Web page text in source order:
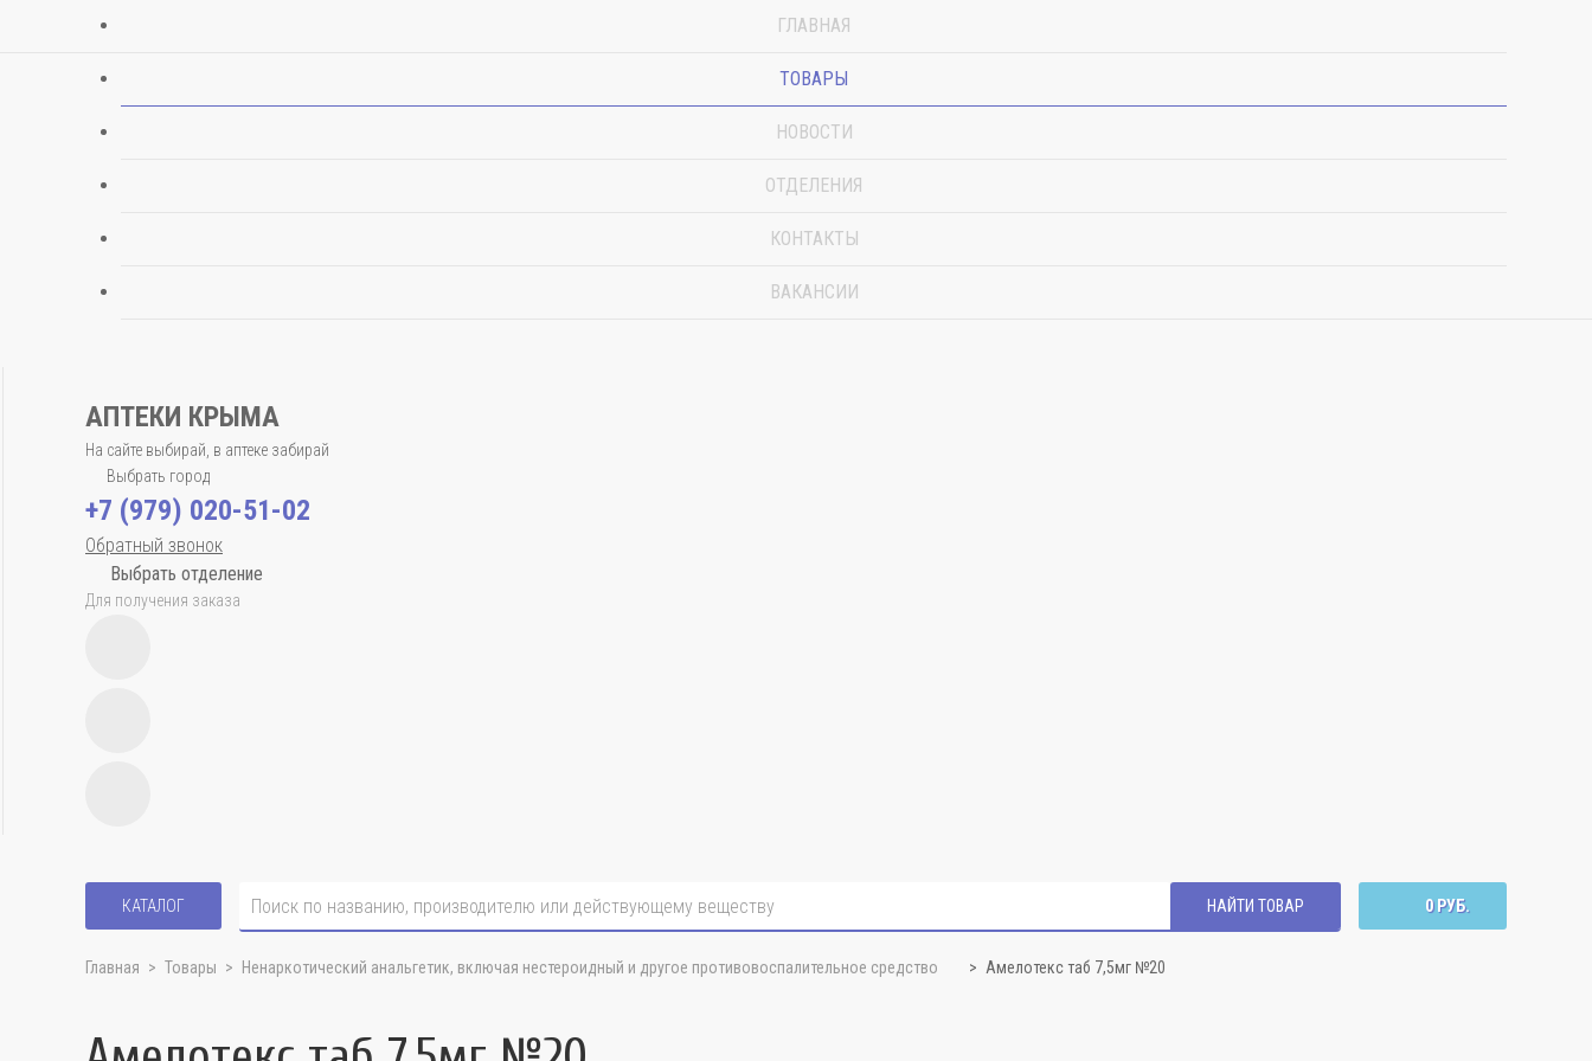
ГЛАВНАЯ
ТОВАРЫ
НОВОСТИ
ОТДЕЛЕНИЯ
КОНТАКТЫ
ВАКАНСИИ
АПТЕКИ КРЫМА
На сайте выбирай, в аптеке забирай
Выбрать город
+7 (979) 020-51-02
Обратный звонок
Выбрать отделение
Для получения заказа
КАТАЛОГ НАЙТИ ТОВАР 0 РУБ.
Главная Товары Ненаркотический анальгетик, включая нестероидный и другое противовоспалительное средство Амелотекс таб 7,5мг №20